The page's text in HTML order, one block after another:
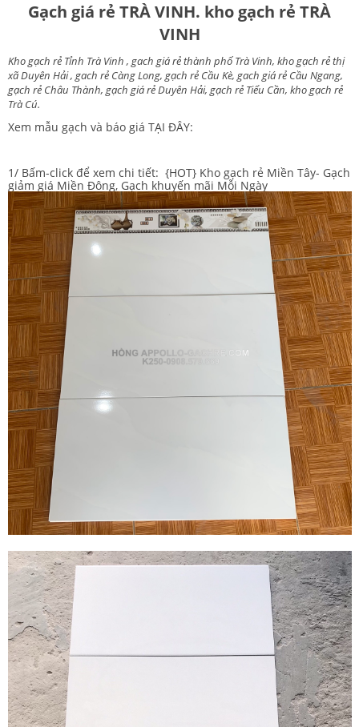
Gạch giá rẻ TRÀ VINH. kho gạch rẻ TRÀ
VINH
Kho gạch rẻ Tỉnh Trà Vinh , gach giá rẻ thành phố Trà Vinh, kho gạch rẻ thị
xã Duyên Hải , gach rẻ Càng Long, gạch rẻ Cầu Kè, gach giá rẻ Cầu Ngang,
gạch rẻ Châu Thành, gạch giá rẻ Duyên Hải, gạch rẻ Tiểu Cần, kho gạch rẻ
Trà Cú.
Xem mẫu gạch và báo giá TẠI ĐÂY:
1/ Bấm-click để xem chi tiết: {HOT} Kho gạch rẻ Miền Tây- Gạch
giảm giá Miền Đông, Gạch khuyến mãi Mỗi Ngày